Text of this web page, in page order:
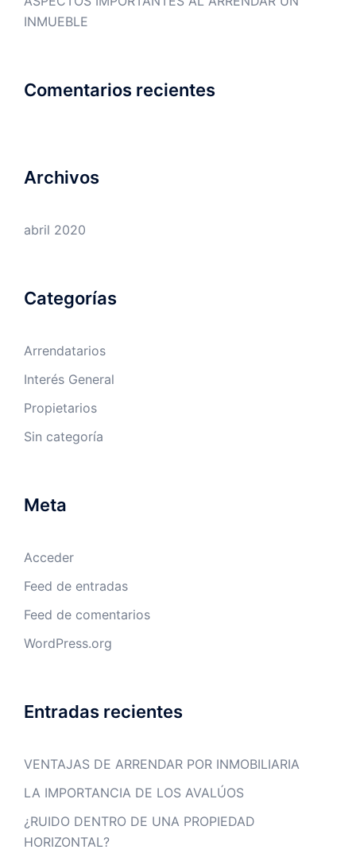
INMUEBLE
Comentarios recientes
Archivos
abril 2020
Categorías
Arrendatarios
Interés General
Propietarios
Sin categoría
Meta
Acceder
Feed de entradas
Feed de comentarios
WordPress.org
Entradas recientes
VENTAJAS DE ARRENDAR POR INMOBILIARIA
LA IMPORTANCIA DE LOS AVALÚOS
¿RUIDO DENTRO DE UNA PROPIEDAD
HORIZONTAL?